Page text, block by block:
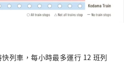
列車，每小時最多運行 12 班列